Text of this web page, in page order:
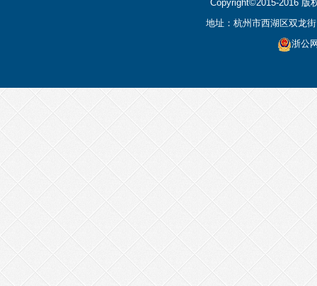
Copyright©2015-2016 版
地址：杭州市西湖区双龙
浙公